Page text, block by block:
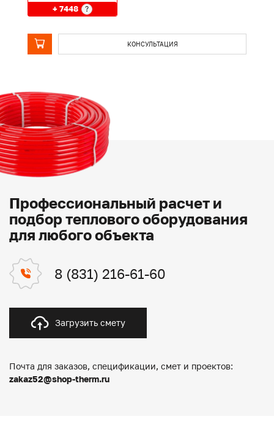
+ 7448 ?
КОНСУЛЬТАЦИЯ
Профессиональный расчет и
подбор теплового оборудования
для любого объекта
8 (831) 216-61-60
Загрузить смету
Почта для заказов, спецификации, смет и проектов:
zakaz52@shop-therm.ru